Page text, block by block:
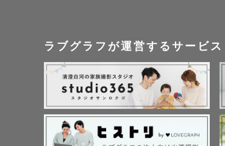
-
ラブグラフが運営するサービス